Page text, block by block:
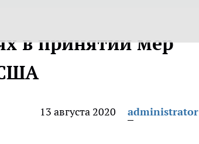
в принятии мер
13 августа 2020 administrator